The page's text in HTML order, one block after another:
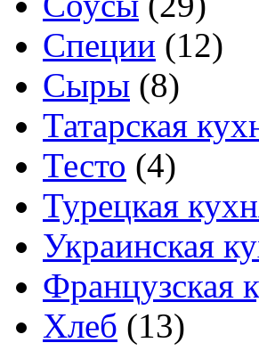
Специи (12)
Сыры (8)
Татарская
Тесто (4)
Турецкая
Украинская
Французская
Хлеб (13)